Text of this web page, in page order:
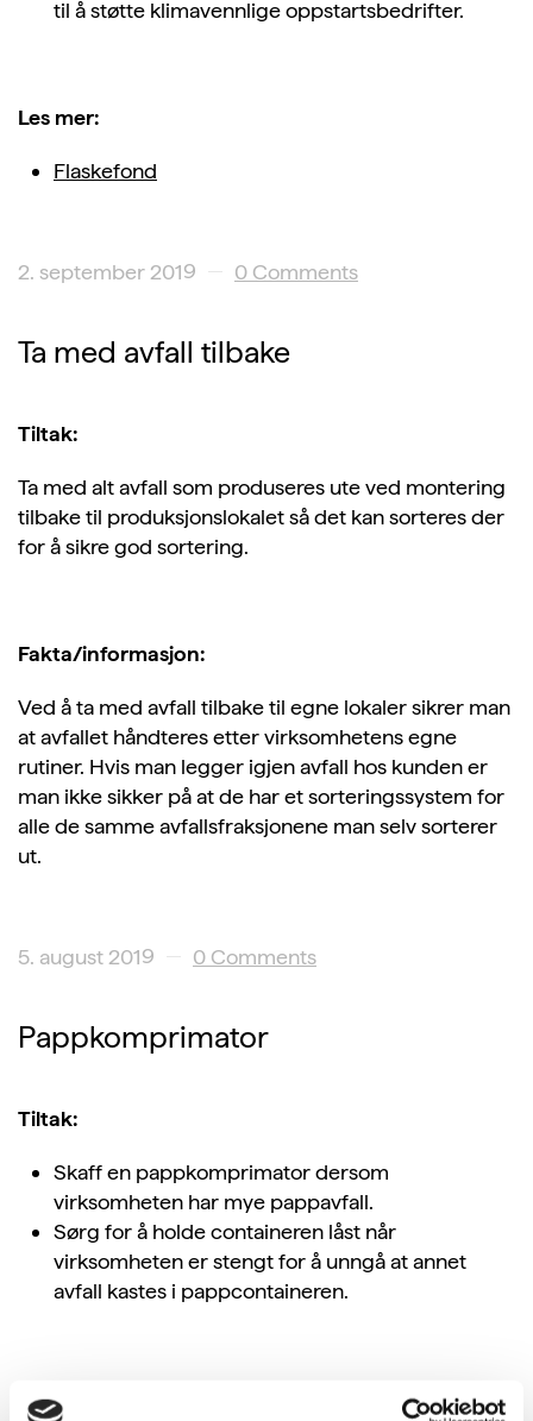
til å støtte klimavennlige oppstartsbedrifter.
Les mer:
Flaskefond
2. september 2019 0 Comments
Ta med avfall tilbake
Tiltak:
Ta med alt avfall som produseres ute ved montering
tilbake til produksjonslokalet så det kan sorteres der
for å sikre god sortering.
Fakta/informasjon:
Ved å ta med avfall tilbake til egne lokaler sikrer man
at avfallet håndteres etter virksomhetens egne
rutiner. Hvis man legger igjen avfall hos kunden er
man ikke sikker på at de har et sorteringssystem for
alle de samme avfallsfraksjonene man selv sorterer
ut.
5. august 2019 0 Comments
Pappkomprimator
Tiltak:
Skaff en pappkomprimator dersom
virksomheten har mye pappavfall.
Sørg for å holde containeren låst når
virksomheten er stengt for å unngå at annet
avfall kastes i pappcontaineren.
Fakta/informasjon